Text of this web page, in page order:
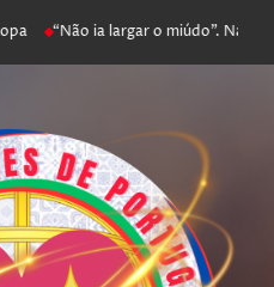
“Não ia largar o miúdo”. Nadador-